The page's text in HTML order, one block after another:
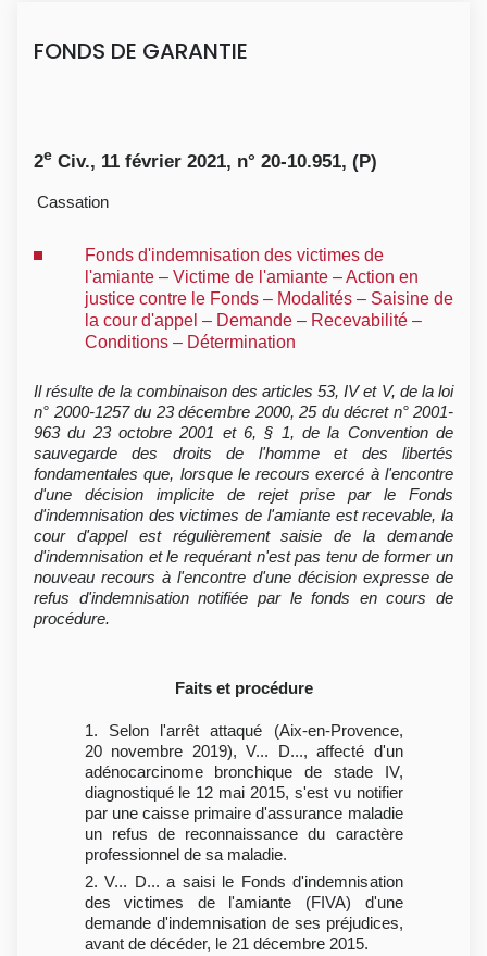
FONDS DE GARANTIE
2e Civ., 11 février 2021, n° 20-10.951, (P)
Cassation
Fonds d'indemnisation des victimes de
l'amiante – Victime de l'amiante – Action en
justice contre le Fonds – Modalités – Saisine de
la cour d'appel – Demande – Recevabilité –
Conditions – Détermination
Il résulte de la combinaison des articles 53, IV et V, de la loi
n° 2000-1257 du 23 décembre 2000, 25 du décret n° 2001-
963 du 23 octobre 2001 et 6, § 1, de la Convention de
sauvegarde des droits de l'homme et des libertés
fondamentales que, lorsque le recours exercé à l'encontre
d'une décision implicite de rejet prise par le Fonds
d'indemnisation des victimes de l'amiante est recevable, la
cour d'appel est régulièrement saisie de la demande
d'indemnisation et le requérant n'est pas tenu de former un
nouveau recours à l'encontre d'une décision expresse de
refus d'indemnisation notifiée par le fonds en cours de
procédure.
Faits et procédure
1. Selon l'arrêt attaqué (Aix-en-Provence,
20 novembre 2019), V... D..., affecté d'un
adénocarcinome bronchique de stade IV,
diagnostiqué le 12 mai 2015, s'est vu notifier
par une caisse primaire d'assurance maladie
un refus de reconnaissance du caractère
professionnel de sa maladie.
2. V... D... a saisi le Fonds d'indemnisation
des victimes de l'amiante (FIVA) d'une
demande d'indemnisation de ses préjudices,
avant de décéder, le 21 décembre 2015.